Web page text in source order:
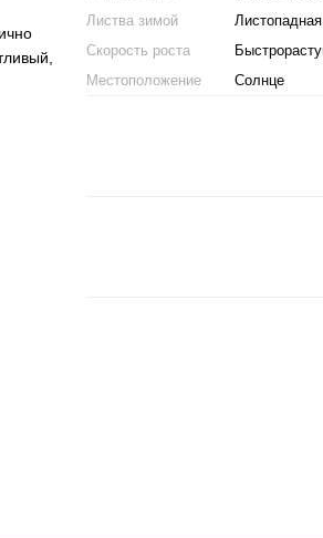
Листва зимой
Листопадная
Скорость роста
Местоположение
Солнце